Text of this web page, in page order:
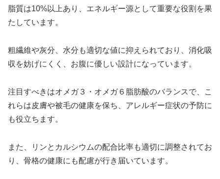
脂質は10%以上あり、エネルギー源として重要な役割を果
たしています。
粗繊維や灰分、水分も適切な値に抑えられており、消化吸
収を妨げにくく、お腹に優しい設計になっています。
注目すべきはオメガ３・オメガ６脂肪酸のバランスで、こ
れらは皮膚や被毛の健康を保ち、アレルギー症状の予防に
も役立ちます。
また、リンとカルシウムの配合比率も適切に調整されてお
り、骨格の健康にも配慮が行き届いています。